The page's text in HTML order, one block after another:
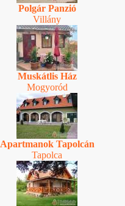
Polgár Panzió
Villány
Muskátlis Ház
Mogyoród
Apartmanok Tapolcán
Tapolca